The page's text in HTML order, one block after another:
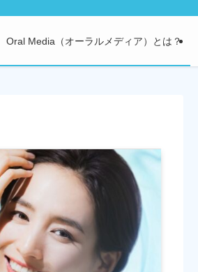
Oral Media（オーラルメディア）とは？